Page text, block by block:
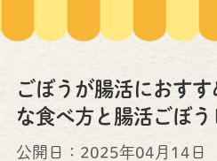
ごぼうが腸活におす
な食べ方と腸活ごぼ
公開日： 2025年04月14日